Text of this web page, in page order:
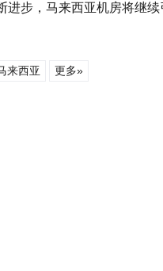
步，马来西亚机房将继
来西亚 更多»